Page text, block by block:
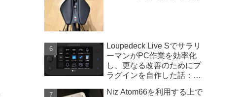
Loupedeck Live Sでサラリ
ーマンがPC作業を効率化
し、更なる改善のためにプ
ラグインを自作した話：
Niz Atom66を利用する上で